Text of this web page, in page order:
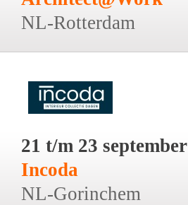
NL-Rotterdam
21 t/m 23 september
Incoda
NL-Gorinchem